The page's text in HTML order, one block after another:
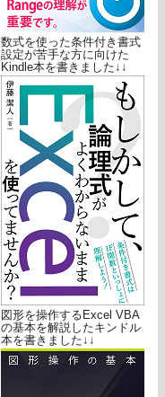
数式を使った条件付き書式
設定が苦手な方に向けた
Kindle本を書きました↓↓
図形を操作するExcel VBA
の基本を解説したキンドル
本を書きました↓↓